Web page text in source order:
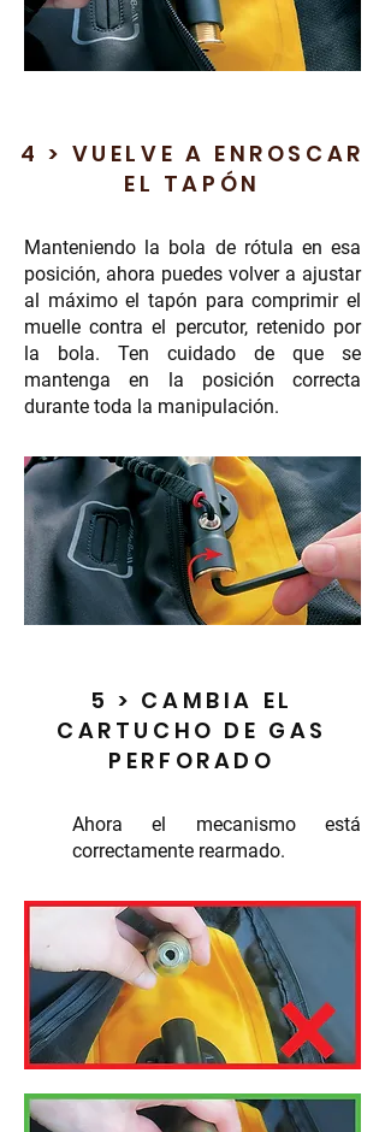
4 > VUELVE A ENROSCAR
EL TAPÓN
Manteniendo la bola de rótula en esa
posición, ahora puedes volver a ajustar
al máximo el tapón para comprimir el
muelle contra el percutor, retenido por
la bola. Ten cuidado de que se
mantenga en la posición correcta
durante toda la manipulación.
5 > CAMBIA EL
CARTUCHO DE GAS
PERFORADO
Ahora el mecanismo está
correctamente rearmado.